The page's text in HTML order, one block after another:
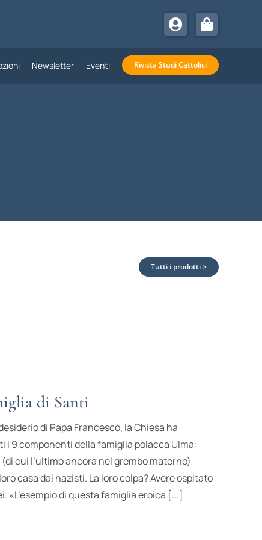
Newsletter Eventi Rivista Studi Cattolici
Tutti i prodotti >
di Santi
di Papa Francesco, la Chiesa ha
i 9 componenti della famiglia polacca Ulma:
cui l’ultimo ancora nel grembo materno)
casa dai nazisti. La loro colpa? Avere ospitato
«L’esempio di questa famiglia eroica [...]